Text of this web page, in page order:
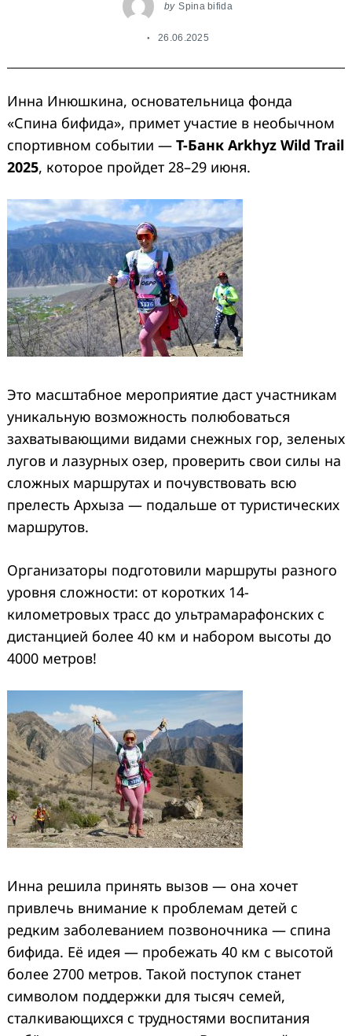
by Spina bifida
26.06.2025
Инна Инюшкина, основательница фонда
«Спина бифида», примет участие в необычном
спортивном событии — Т-Банк Arkhyz Wild Trail
2025, которое пройдет 28–29 июня.
Это масштабное мероприятие даст участникам
уникальную возможность полюбоваться
захватывающими видами снежных гор, зеленых
лугов и лазурных озер, проверить свои силы на
сложных маршрутах и почувствовать всю
прелесть Архыза — подальше от туристических
маршрутов.
Организаторы подготовили маршруты разного
уровня сложности: от коротких 14-
километровых трасс до ультрамарафонских с
дистанцией более 40 км и набором высоты до
4000 метров!
Инна решила принять вызов — она хочет
привлечь внимание к проблемам детей с
редким заболеванием позвоночника — спина
бифида. Её идея — пробежать 40 км с высотой
более 2700 метров. Такой поступок станет
символом поддержки для тысяч семей,
сталкивающихся с трудностями воспитания